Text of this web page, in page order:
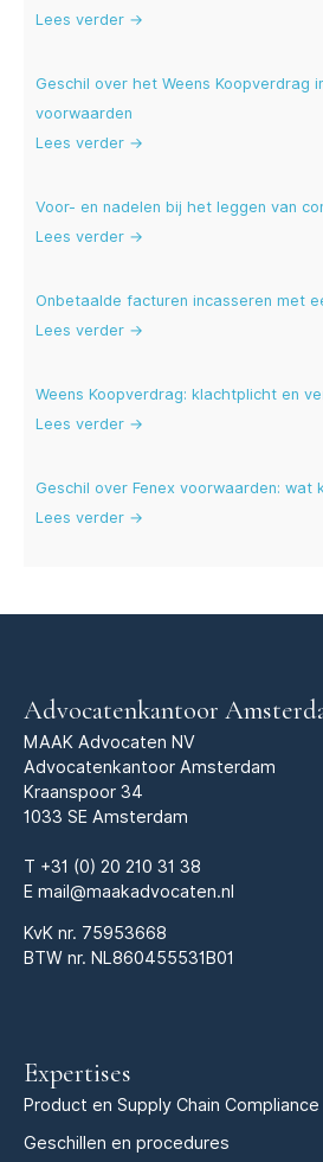
Lees verder →
Geschil over het Weens Koopverdrag
voorwaarden
Lees verder →
Voor- en nadelen bij het leggen van
Lees verder →
Onbetaalde facturen incasseren met
Lees verder →
Weens Koopverdrag: klachtplicht en
Lees verder →
Geschil over Fenex voorwaarden: wat
Lees verder →
Advocatenkantoor
MAAK Advocaten NV
Advocatenkantoor Amsterdam
Kraanspoor 34
1033 SE Amsterdam
T +31 (0) 20 210 31 38
E mail@maakadvocaten.nl
KvK nr. 75953668
BTW nr. NL860455531B01
Expertises
Product en Supply Chain Compliance
Geschillen en procedures